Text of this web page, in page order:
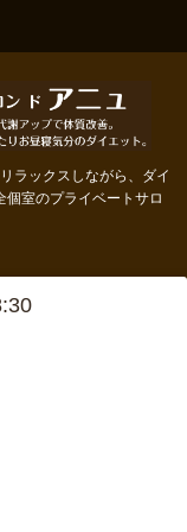
ラックスしながら、ダイ
室のプライベートサロ